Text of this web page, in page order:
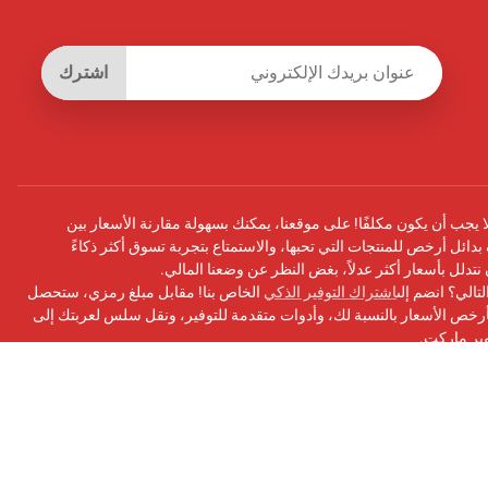
اشترك
أن يكون مكلفًا! على موقعنا، يمكنك بسهولة مقارنة الأسعار بين
أرخص للمنتجات التي تحبها، والاستمتاع بتجربة تسوق أكثر ذكاءً
نتدلل بأسعار أكثر عدلاً، بغض النظر عن وضعنا المالي.
انضم إلىاشتراك التوفير الذكي الخاص بنا! مقابل مبلغ رمزي، ستحصل
الأسعار بالنسبة لك، وأدوات متقدمة للتوفير، ونقل سلس لعربتك إلى
ماركت.